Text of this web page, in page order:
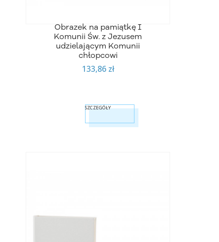
Obrazek na pamiątkę I
Komunii Św. z Jezusem
udzielającym Komunii
chłopcowi
133,86 zł
SZCZEGÓŁY